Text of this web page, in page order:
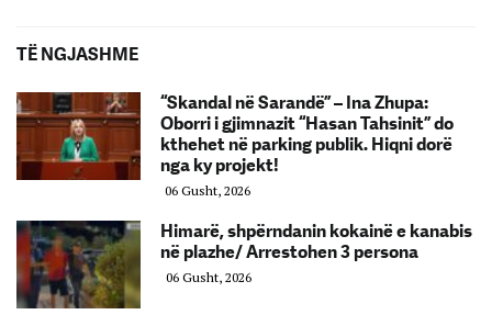
TË NGJASHME
“Skandal në Sarandë” – Ina Zhupa:
Oborri i gjimnazit “Hasan Tahsinit” do
kthehet në parking publik. Hiqni dorë
nga ky projekt!
06 Gusht, 2026
Himarë, shpërndanin kokainë e kanabis
në plazhe/ Arrestohen 3 persona
06 Gusht, 2026